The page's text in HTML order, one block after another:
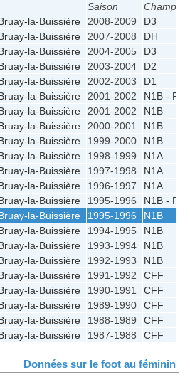
Saison
la-Buissière
2008-2009
D3
la-Buissière
2007-2008
DH
la-Buissière
2004-2005
D3
la-Buissière
2003-2004
D2
la-Buissière
2002-2003
D1
la-Buissière
2001-2002
N1B - PF
la-Buissière
2001-2002
N1B
la-Buissière
2000-2001
N1B
la-Buissière
1999-2000
N1B
la-Buissière
1998-1999
N1A
la-Buissière
1997-1998
N1A
la-Buissière
1996-1997
N1A
la-Buissière
1995-1996
N1B - PF
la-Buissière
1995-1996
N1B
la-Buissière
1994-1995
N1B
la-Buissière
1993-1994
N1B
la-Buissière
1992-1993
N1B
la-Buissière
1991-1992
CFF
la-Buissière
1990-1991
CFF
la-Buissière
1989-1990
CFF
la-Buissière
1988-1989
CFF
la-Buissière
1987-1988 CFF
Données sur le foot au féminin